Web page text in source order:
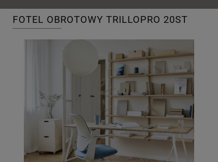
FOTEL OBROTOWY TRILLOPRO 20ST